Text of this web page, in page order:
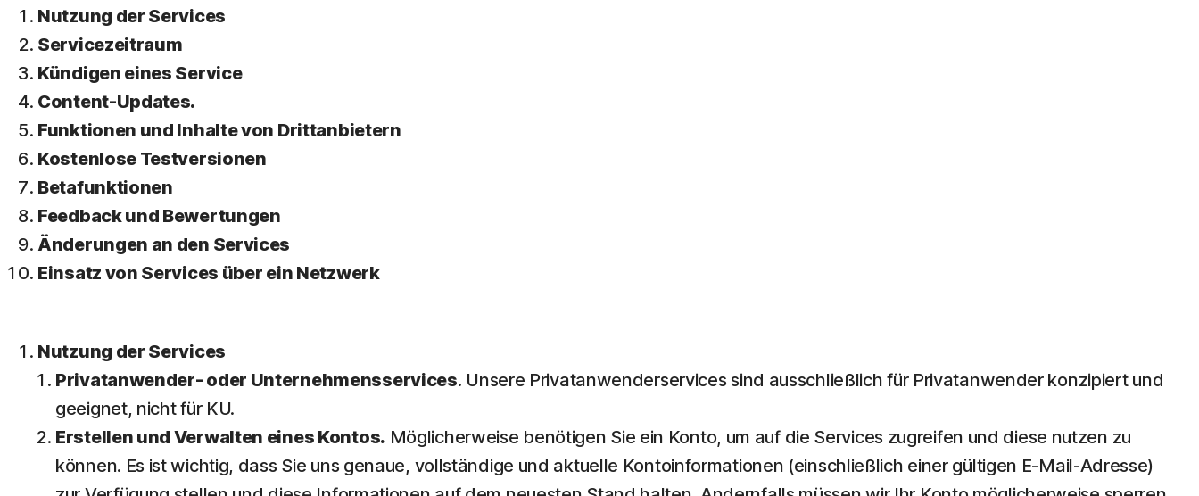
Nutzung der Services
Servicezeitraum
Kündigen eines Service
Content-Updates.
Funktionen und Inhalte von Drittanbietern
Kostenlose Testversionen
Betafunktionen
Feedback und Bewertungen
Änderungen an den Services
Einsatz von Services über ein Netzwerk
Nutzung der Services
Privatanwender- oder Unternehmensservices. Unsere Privatanwenderservices sind ausschließlich für Privatanwender konzipiert und
geeignet, nicht für KU.
Erstellen und Verwalten eines Kontos. Möglicherweise benötigen Sie ein Konto, um auf die Services zugreifen und diese nutzen zu
können. Es ist wichtig, dass Sie uns genaue, vollständige und aktuelle Kontoinformationen (einschließlich einer gültigen E-Mail-Adresse)